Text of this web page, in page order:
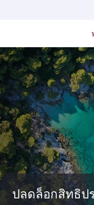
ปลดล็อกสิทธิป
Starlink
หรูหรา เป็นส่ว
เริ่มต้นการเดินทางที่น่
วิวทิวทัศน์มาพ
ดื่มด่ำไปกับทิวทัศน์อันน่